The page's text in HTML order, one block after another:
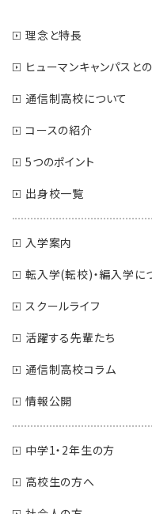
理念と特長
ヒューマンキャンパスと
通信制高校について
コースの紹介
5つのポイント
出身校一覧
入学案内
転入学(転校)・編入学に
スクールライフ
活躍する先輩たち
通信制高校コラム
情報公開
中学1・2年生の方
高校生の方へ